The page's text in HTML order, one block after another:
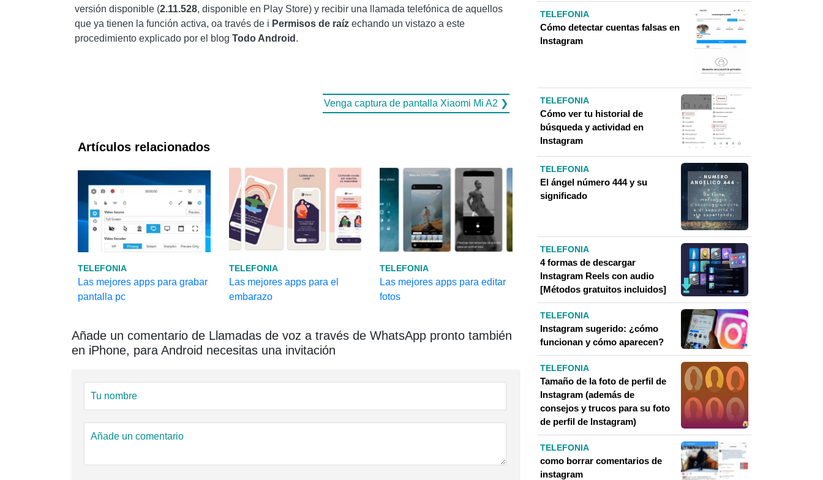
versión disponible (2.11.528, disponible en Play Store) y recibir una llamada telefónica de aquellos
que ya tienen la función activa, oa través de i Permisos de raíz echando un vistazo a este
procedimiento explicado por el blog Todo Android .
Venga captura de pantalla Xiaomi Mi A2 ❯
Artículos relacionados
TELEFONIA
Las mejores apps para grabar
pantalla pc
TELEFONIA
Las mejores apps para el
embarazo
TELEFONIA
Las mejores apps para editar
fotos
Añade un comentario de Llamadas de voz a través de WhatsApp pronto también
en iPhone, para Android necesitas una invitación
TELEFONIA
Cómo detectar cuentas falsas en
Instagram
TELEFONIA
Cómo ver tu historial de
búsqueda y actividad en
Instagram
TELEFONIA
El ángel número 444 y su
significado
TELEFONIA
4 formas de descargar
Instagram Reels con audio
[Métodos gratuitos incluidos]
TELEFONIA
Instagram sugerido: ¿cómo
funcionan y cómo aparecen?
TELEFONIA
Tamaño de la foto de perfil de
Instagram (además de
consejos y trucos para su foto
de perfil de Instagram)
TELEFONIA
como borrar comentarios de
instagram